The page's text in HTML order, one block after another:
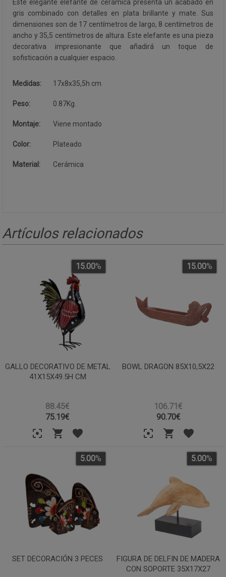
Este elegante elefante de cerámica presenta un acabado en
gris combinado con detalles en plata brillante y mate. Sus
dimensiones son de 17 centímetros de largo, 8 centímetros de
ancho y 35,5 centímetros de altura. Este elefante es una pieza
decorativa impresionante que añadirá un toque de
sofisticación a cualquier espacio.
Medidas: 17x8x35,5h cm
Peso: 0.87Kg.
Montaje: Viene montado
Color: Plateado
Material: Cerámica
Artículos relacionados
GALLO DECORATIVO DE METAL
41X15X49.5H CM
88.45€
15.00%
75.19€
BOWL DRAGON 85X10,5X22
106.71€
15.00%
90.70€
SET DECORACIÓN 3 PECES
5.00%
FIGURA DE DELFIN DE MADERA
CON SOPORTE 35X17X27
5.00%